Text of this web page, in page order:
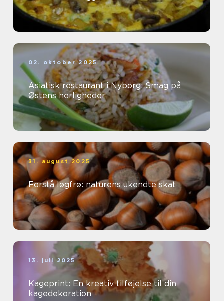
02. oktober 2025
Asiatisk restaurant i Nyborg: Smag på
Østens herligheder
31. august 2025
Forstå løgfrø: naturens ukendte skat
13. juli 2025
Kageprint: En kreativ tilføjelse til din
kagedekoration